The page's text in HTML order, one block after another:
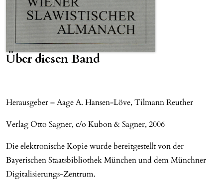
Über diesen Band
Herausgeber – Aage A. Hansen-Löve, Tilmann Reuther
Verlag Otto Sagner, c/o Kubon & Sagner, 2006
Die elektronische Kopie wurde bereitgestellt von der
Bayerischen Staatsbibliothek München und dem Münchner
Digitalisierungs-Zentrum.